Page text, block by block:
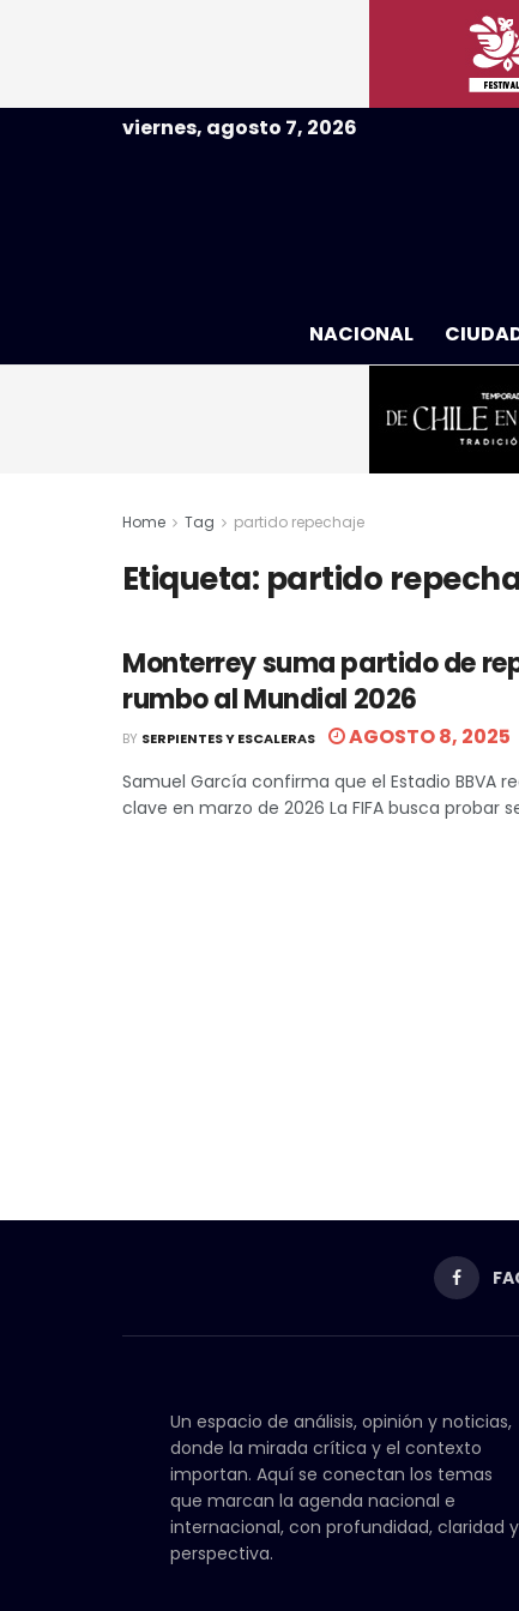
viernes, agosto 7, 2026
NACIONAL
Home Tag partido repechaje
Etiqueta: partido
Monterrey suma partido de
rumbo al Mundial 2026
BY SERPIENTES Y ESCALERAS AGOSTO 8, 2025
Samuel García confirma que el Estadio BBVA
clave en marzo de 2026 La FIFA busca probar
Un espacio de análisis, opinión y noticias,
donde la mirada crítica y el contexto
importan. Aquí se conectan los temas
que marcan la agenda nacional e
internacional, con profundidad, claridad y
perspectiva.